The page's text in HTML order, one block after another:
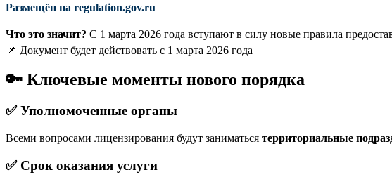
Размещён на regulation.gov.ru
Что это значит? С 1 марта 2026 года вступают в силу новые правила
📌 Документ будет действовать с 1 марта 2026 года
🔑 Ключевые моменты нового порядка
✅ Уполномоченные органы
Всеми вопросами лицензирования будут заниматься территориальные
✅ Срок оказания услуги